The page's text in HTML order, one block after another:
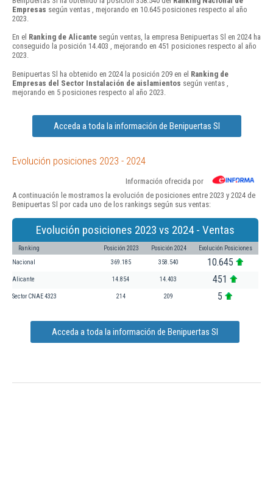
Empresas según ventas , mejorando en 10.645 posiciones respecto al año
2023.
En el Ranking de Alicante según ventas, la empresa Benipuertas Sl en 2024 ha
conseguido la posición 14.403 , mejorando en 451 posiciones respecto al año
2023.
Benipuertas Sl ha obtenido en 2024 la posición 209 en el Ranking de
Empresas del Sector Instalación de aislamientos según ventas ,
mejorando en 5 posiciones respecto al año 2023.
Acceda a toda la información de Benipuertas Sl
Evolución posiciones 2023 - 2024
Información ofrecida por
A continuación le mostramos la evolución de posiciones entre 2023 y 2024 de
Benipuertas Sl por cada uno de los rankings según sus ventas:
Evolución posiciones 2023 vs 2024 - Ventas
Ranking Posición 2023 Posición 2024 Evolución Posiciones
Nacional 369.185 358.540 10.645
Alicante 14.854 14.403 451
Sector CNAE 4323 214 209 5
Acceda a toda la información de Benipuertas Sl